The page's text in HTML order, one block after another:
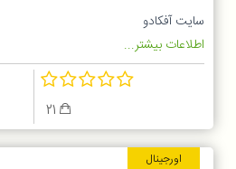
سایت آفکادو
اطلاعات بیشتر...
21
اورجینال